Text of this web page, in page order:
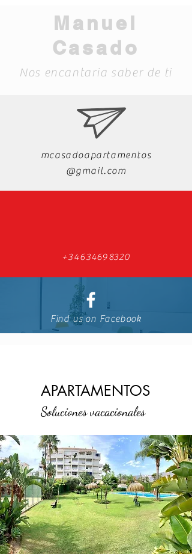
Manuel
Casado
Nos encantaria saber de ti
mcasadoapartamentos
@gmail.com
+34634698320
Find us on Facebook
APARTAMENTOS
Soluciones vacacionales